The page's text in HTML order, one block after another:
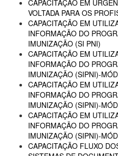
CAPACITAÇÃO EM
VOLTADA PARA OS
CAPACITAÇÃO EM
INFORMAÇÃO DO
IMUNIZAÇÃO (SI PNI)
CAPACITAÇÃO EM
INFORMAÇÃO DO
IMUNIZAÇÃO (SIPNI)-
CAPACITAÇÃO EM
INFORMAÇÃO DO
IMUNIZAÇÃO (SIPNI)-
CAPACITAÇÃO EM
INFORMAÇÃO DO
IMUNIZAÇÃO (SIPNI)-
CAPACITAÇÃO FLUXO